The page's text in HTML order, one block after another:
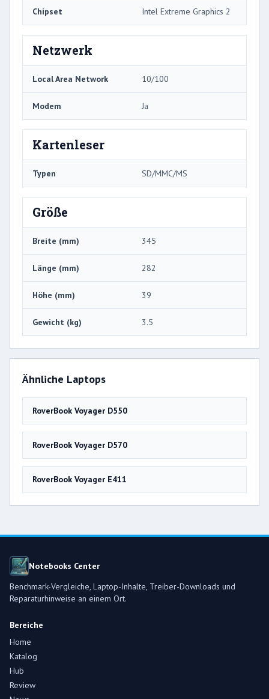
Chipset Intel Extreme Graphics 2
Netzwerk
Local Area Network 10/100
Modem Ja
Kartenleser
Typen SD/MMC/MS
Größe
Breite (mm) 345
Länge (mm) 282
Höhe (mm) 39
Gewicht (kg) 3.5
Ähnliche Laptops
RoverBook Voyager D550
RoverBook Voyager D570
RoverBook Voyager E411
Notebooks Center
Benchmark-Vergleiche, Laptop-Inhalte, Treiber-Downloads und
Reparaturhinweise an einem Ort.
Bereiche
Home
Katalog
Hub
Review